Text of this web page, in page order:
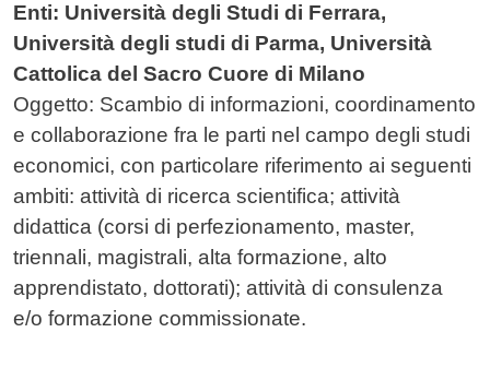
Enti: Università degli Studi di Ferrara,
Università degli studi di Parma, Università
Cattolica del Sacro Cuore di Milano
Oggetto: Scambio di informazioni, coordinamento
e collaborazione fra le parti nel campo degli studi
economici, con particolare riferimento ai seguenti
ambiti: attività di ricerca scientifica; attività
didattica (corsi di perfezionamento, master,
triennali, magistrali, alta formazione, alto
apprendistato, dottorati); attività di consulenza
e/o formazione commissionate.